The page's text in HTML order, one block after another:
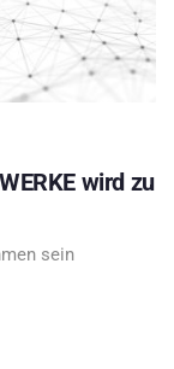
wird zu
sein